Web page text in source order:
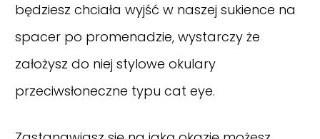
będziesz chciała wyjść w naszej sukience na
spacer po promenadzie, wystarczy że
założysz do niej stylowe okulary
przeciwsłoneczne typu cat eye.